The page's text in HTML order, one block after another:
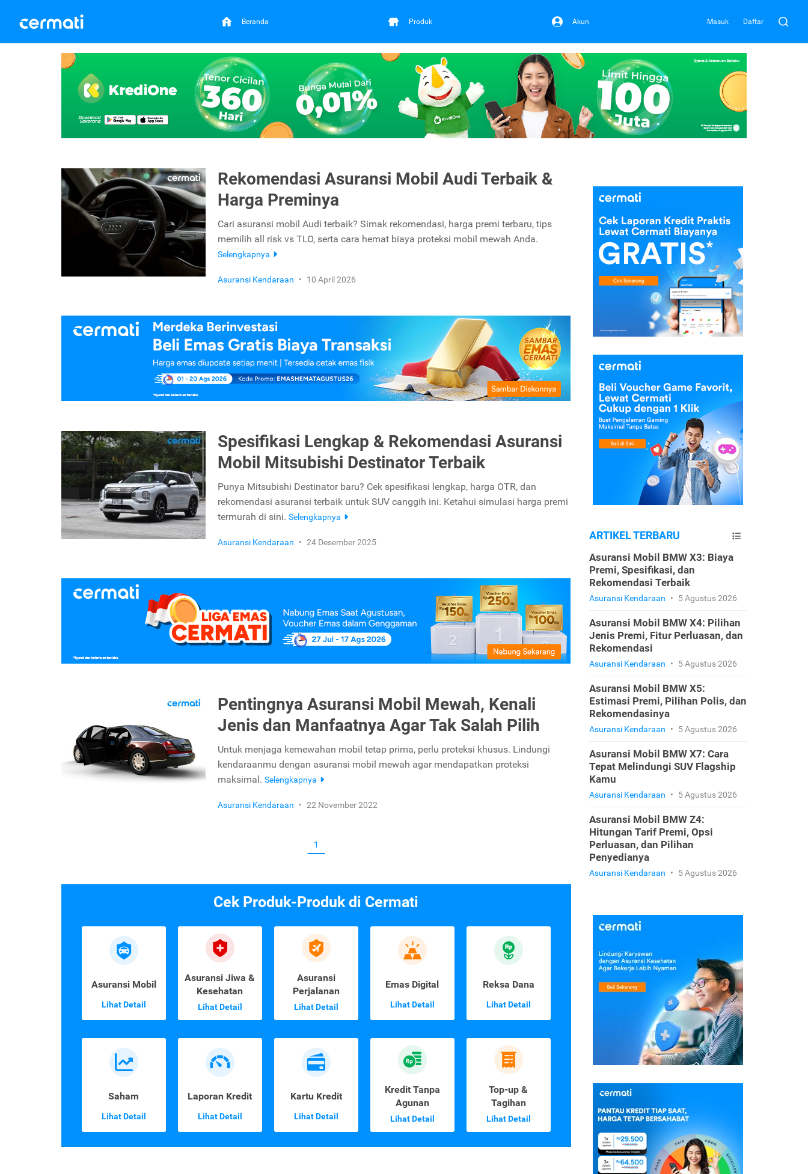
Beranda Produk Akun Masuk Daftar
Rekomendasi Asuransi Mobil Audi Terbaik &
Harga Preminya
Cari asuransi mobil Audi terbaik? Simak rekomendasi, harga premi terbaru, tips
memilih all risk vs TLO, serta cara hemat biaya proteksi mobil mewah Anda.
Selengkapnya
Asuransi Kendaraan • 10 April 2026
Spesifikasi Lengkap & Rekomendasi Asuransi
Mobil Mitsubishi Destinator Terbaik
Punya Mitsubishi Destinator baru? Cek spesifikasi lengkap, harga OTR, dan
rekomendasi asuransi terbaik untuk SUV canggih ini. Ketahui simulasi harga premi
termurah di sini. Selengkapnya
Asuransi Kendaraan • 24 Desember 2025
Pentingnya Asuransi Mobil Mewah, Kenali
Jenis dan Manfaatnya Agar Tak Salah Pilih
Untuk menjaga kemewahan mobil tetap prima, perlu proteksi khusus. Lindungi
kendaraanmu dengan asuransi mobil mewah agar mendapatkan proteksi
maksimal. Selengkapnya
Asuransi Kendaraan • 22 November 2022
1
Cek Produk-Produk di Cermati
Asuransi Mobil
Lihat Detail
Asuransi Jiwa &
Kesehatan
Lihat Detail
Asuransi
Perjalanan
Lihat Detail
Emas Digital
Lihat Detail
Reksa Dana
Lihat Detail
Saham
Lihat Detail
Laporan Kredit
Lihat Detail
Kartu Kredit
Lihat Detail
Kredit Tanpa
Agunan
Lihat Detail
Top-up &
Tagihan
Lihat Detail
ARTIKEL TERBARU
Asuransi Mobil BMW X3: Biaya
Premi, Spesifikasi, dan
Rekomendasi Terbaik
Asuransi Kendaraan • 5 Agustus 2026
Asuransi Mobil BMW X4: Pilihan
Jenis Premi, Fitur Perluasan, dan
Rekomendasi
Asuransi Kendaraan • 5 Agustus 2026
Asuransi Mobil BMW X5:
Estimasi Premi, Pilihan Polis, dan
Rekomendasinya
Asuransi Kendaraan • 5 Agustus 2026
Asuransi Mobil BMW X7: Cara
Tepat Melindungi SUV Flagship
Kamu
Asuransi Kendaraan • 5 Agustus 2026
Asuransi Mobil BMW Z4:
Hitungan Tarif Premi, Opsi
Perluasan, dan Pilihan
Penyedianya
Asuransi Kendaraan • 5 Agustus 2026